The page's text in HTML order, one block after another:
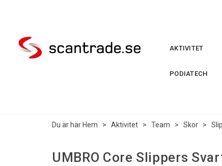
AKTIVITET
PODIATECH
Du är här Hem > Aktivitet > Team > Skor >
UMBRO Core Slippers